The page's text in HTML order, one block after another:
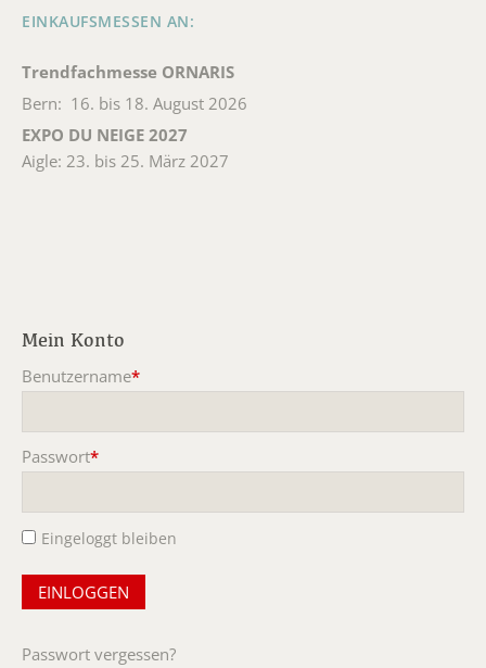
EINKAUFSMESSEN AN:
Trendfachmesse ORNARIS
Bern: 16. bis 18. August 2026
EXPO DU NEIGE 2027
Aigle: 23. bis 25. März 2027
Mein Konto
Benutzername*
Passwort*
Eingeloggt bleiben
Passwort vergessen?